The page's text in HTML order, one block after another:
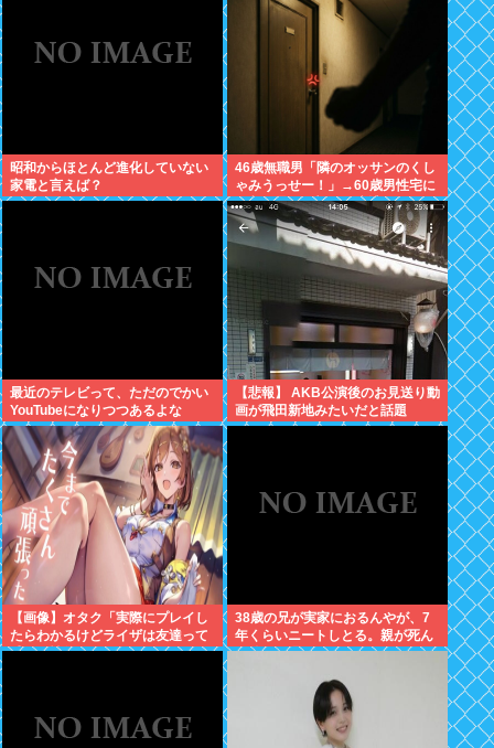
昭和からほとんど進化していない
家電と言えば？
46歳無職男「隣のオッサンのくし
ゃみうっせー！」→60歳男性宅に
侵入し暴行を加えて逮捕
最近のテレビって、ただのでかい
YouTubeになりつつあるよな
【悲報】 AKB公演後のお見送り動
画が飛田新地みたいだと話題
に・・・
【画像】オタク「実際にプレイし
たらわかるけどライザは友達って
感じで性的な目では見れないw」
38歳の兄が実家におるんやが、7
年くらいニートしとる。親が死ん
だ後の処理どうしよう